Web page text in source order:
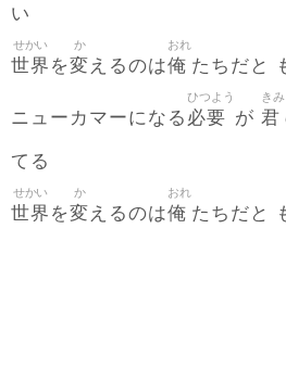
い
世界
せかい
を変
か
えるのは俺
おれ
たちだと
ニューカマーになる 必要
ひつよう
が 君
きみ
てる
世界
せかい
を変
か
えるのは俺
おれ
たちだと